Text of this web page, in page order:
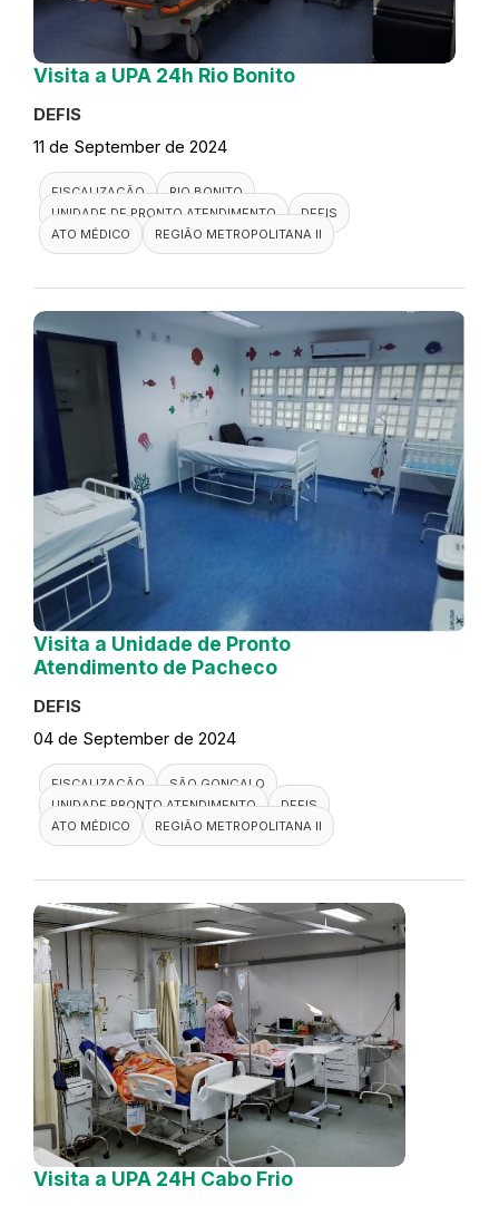
Visita a UPA 24h Rio Bonito
DEFIS
11 de September de 2024
FISCALIZAÇÃO
RIO BONITO
UNIDADE DE PRONTO ATENDIMENTO
DEFIS
ATO MÉDICO
REGIÃO METROPOLITANA II
Visita a Unidade de Pronto
Atendimento de Pacheco
DEFIS
04 de September de 2024
FISCALIZAÇÃO
SÃO GONÇALO
UNIDADE PRONTO ATENDIMENTO
DEFIS
ATO MÉDICO
REGIÃO METROPOLITANA II
Visita a UPA 24H Cabo Frio